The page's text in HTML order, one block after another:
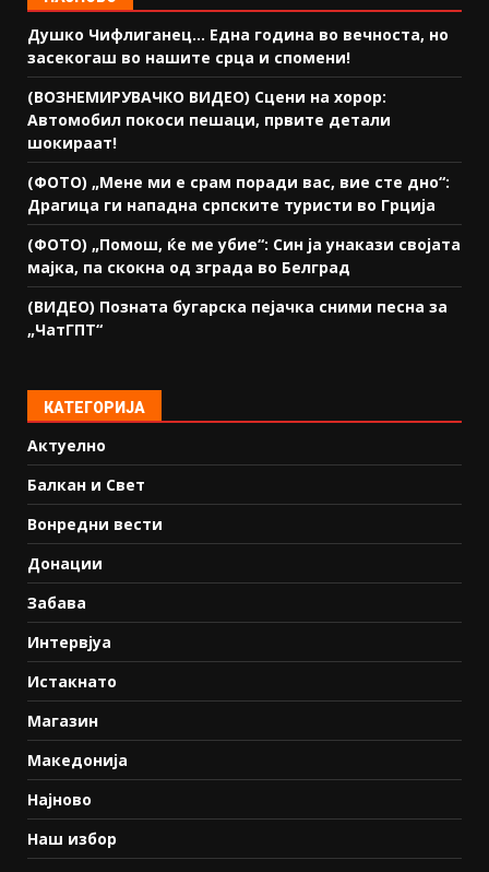
Душко Чифлиганец… Eдна година во вечноста, но
засекогаш во нашите срца и спомени!
(ВОЗНЕМИРУВАЧКО ВИДЕО) Сцени на хорор:
Автомобил покоси пешаци, првите детали
шокираат!
(ФОТО) „Мене ми е срам поради вас, вие сте дно“:
Драгица ги нападна српските туристи во Грција
(ФОТО) „Помош, ќе ме убие“: Син ја унакази својата
мајка, па скокна од зграда во Белград
(ВИДЕО) Позната бугарска пејачка сними песна за
„ЧатГПТ“
КАТЕГОРИЈА
Актуелно
Балкан и Свет
Вонредни вести
Донации
Забава
Интервјуа
Истакнато
Магазин
Македонија
Најново
Наш избор